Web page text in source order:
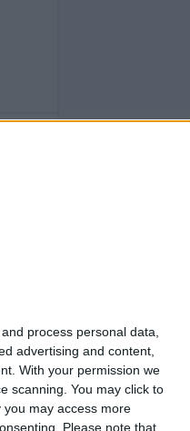
process personal data,
advertising and content,
With your permission we
scanning. You may click to
you may access more
Please note that